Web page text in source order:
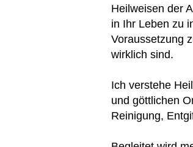
Heilweisen der
in Ihr Leben zu
Voraussetzung
wirklich sind.
Ich verstehe
und göttlichen
Reinigung,